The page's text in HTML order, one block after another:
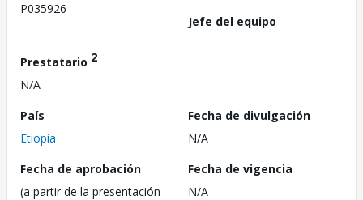
P035926
Jefe del equipo
Prestatario 2
N/A
País
Etiopía
Fecha de divulgación
N/A
Fecha de aprobación
(a partir de la presentación
Fecha de vigencia
N/A